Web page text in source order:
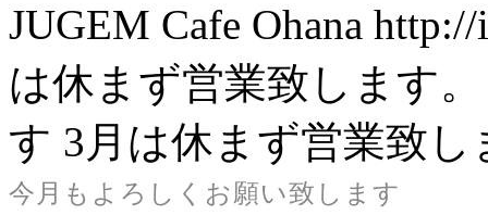
JUGEM Cafe Ohana http://
は休まず営業致します
す 3月は休まず営業致し
今月もよろしくお願い致します